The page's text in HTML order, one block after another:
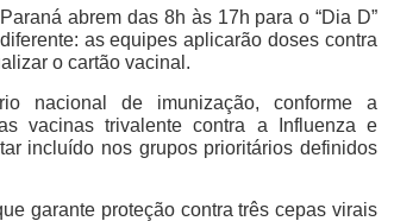
abrem das 8h às 17h para o “Dia D”
as equipes aplicarão doses contra
o cartão vacinal.
nacional de imunização, conforme a
vacinas trivalente contra a Influenza e
incluído nos grupos prioritários definidos
garante proteção contra três cepas virais